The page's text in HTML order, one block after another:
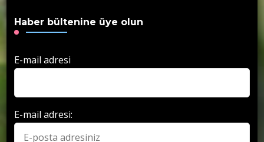
Haber bültenine üye olun
E-mail adresi
E-mail adresi: